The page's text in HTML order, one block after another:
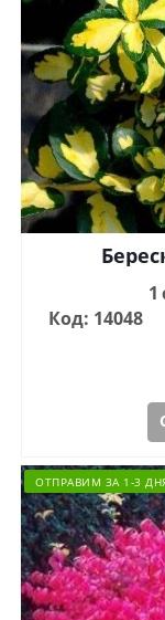
1
Код: 14048
ОТПРАВИМ ЗА 1-3